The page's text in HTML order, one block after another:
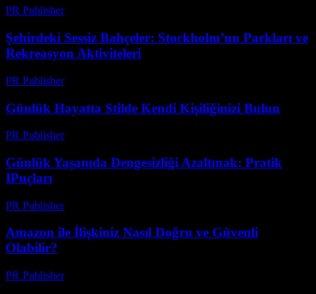
PR Publisher-
Şehirdeki Sessiz Bahçeler: Stockholm’un Parkları ve
Rekreasyon Aktiviteleri
PR Publisher-
Günlük Hayatta Stilde Kendi Kişiliğinizi Bulun
PR Publisher-
Günlük Yaşamda Dengesizliği Azaltmak: Pratik
IPuçları
PR Publisher-
Amazon ile İlişkiniz Nasıl Doğru ve Güvenli
Olabilir?
PR Publisher-